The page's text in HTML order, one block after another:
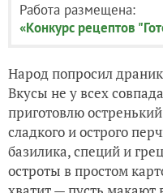
Работа размещена:
«Конкурс рецептов
Народ попросил
Вкусы не у всех
приготовлю
сладкого и острого
базилика, специй и
остроты в простом